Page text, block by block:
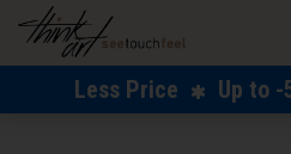
Less Price Up to -